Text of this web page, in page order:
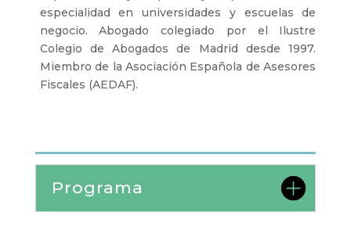
especialidad en universidades y escuelas de
negocio. Abogado colegiado por el Ilustre
Colegio de Abogados de Madrid desde 1997.
Miembro de la Asociación Española de Asesores
Fiscales (AEDAF).
Programa